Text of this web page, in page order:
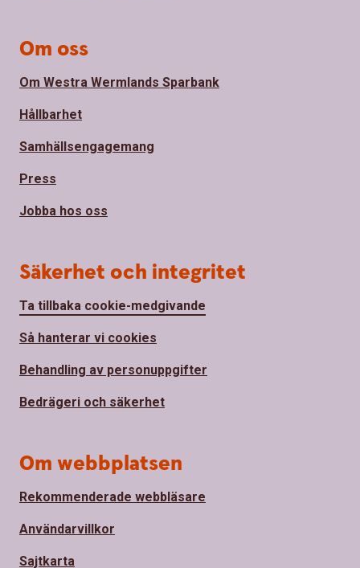
Om oss
Om Westra Wermlands Sparbank
Hållbarhet
Samhällsengagemang
Press
Jobba hos oss
Säkerhet och integritet
Ta tillbaka cookie-medgivande
Så hanterar vi cookies
Behandling av personuppgifter
Bedrägeri och säkerhet
Om webbplatsen
Rekommenderade webbläsare
Användarvillkor
Sajtkarta